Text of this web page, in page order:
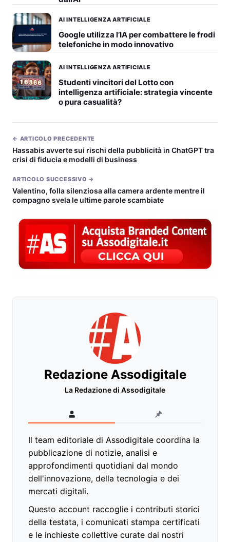
AI INTELLIGENZA ARTIFICIALE
Google utilizza l’IA per combattere le frodi
telefoniche in modo innovativo
AI INTELLIGENZA ARTIFICIALE
Studenti vincitori del Lotto con
intelligenza artificiale: strategia vincente
o pura casualità?
← ARTICOLO PRECEDENTE
Hassabis avverte sui rischi della pubblicità in ChatGPT tra
crisi di fiducia e modelli di business
ARTICOLO SUCCESSIVO →
Valentino, folla silenziosa alla camera ardente mentre il
compagno svela le ultime parole scambiate
Redazione Assodigitale
La Redazione di Assodigitale
Il team editoriale di Assodigitale coordina la
pubblicazione di notizie, analisi e
approfondimenti quotidiani dal mondo
dell'innovazione, della tecnologia e dei
mercati digitali.
Questo account raccoglie i contributi storici
della testata, i comunicati stampa certificati
e le inchieste collettive curate dai nostri